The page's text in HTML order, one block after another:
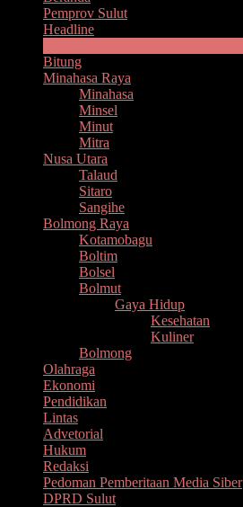
Pemprov Sulut
Headline
Bitung
Minahasa Raya
Minahasa
Minsel
Minut
Mitra
Nusa Utara
Talaud
Sitaro
Sangihe
Bolmong Raya
Kotamobagu
Boltim
Bolsel
Bolmut
Gaya Hidup
Kesehatan
Kuliner
Bolmong
Olahraga
Ekonomi
Pendidikan
Lintas
Advetorial
Hukum
Redaksi
Pedoman Pemberitaan Media Siber
DPRD Sulut